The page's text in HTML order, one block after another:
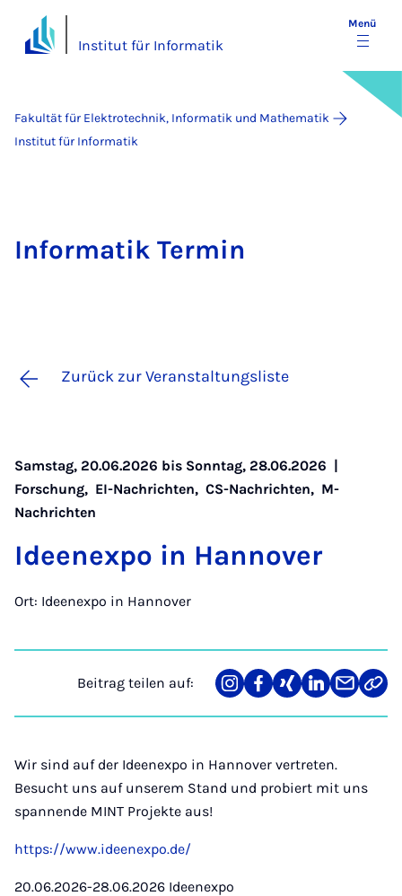
Institut für Informatik
Menü
Fakultät für Elektrotechnik, Informatik und Mathematik
Institut für Informatik
Informatik Termin
Zurück zur Veranstaltungsliste
Samstag, 20.06.2026 bis Sonntag, 28.06.2026 |
Forschung, EI-Nachrichten, CS-Nachrichten, M-
Nachrichten
Ide­en­ex­po in Han­no­ver
Ort: Ideenexpo in Hannover
Beitrag teilen auf:
Teilen
auf
Teilen
auf
Teilen
auf
Teilen
auf
Teilen
über
Link
Wir sind auf der Ideenexpo in Hannover vertreten.
Besucht uns auf unserem Stand und probiert mit uns
spannende MINT Projekte aus!
https://www.ideenexpo.de/
20.06.2026-28.06.2026 Ideenexpo